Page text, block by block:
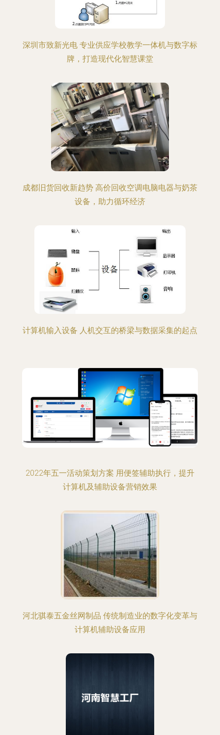
深圳市致新光电 专业供应学校教学一体机与数字标
牌，打造现代化智慧课堂
成都旧货回收新趋势 高价回收空调电脑电器与奶茶
设备，助力循环经济
计算机输入设备 人机交互的桥梁与数据采集的起点
2022年五一活动策划方案 用便签辅助执行，提升
计算机及辅助设备营销效果
河北骐泰五金丝网制品 传统制造业的数字化变革与
计算机辅助设备应用